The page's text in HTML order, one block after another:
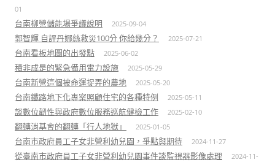
01
台南柳營儲能場爭議說明 2025-09-04
郭智輝 自評丹娜絲救災100分 你給幾分？ 2025-07-21
台南看板地圖的出發點 2025-06-02
積非成是的緊急備用電力設施 2025-05-29
台南新營這個被命運捉弄的農地 2025-05-20
台南鐵路地下化專案照顧住宅的各種特例 2025-05-11
談數位韌性與政府數位服務巡航健檢工作 2025-02-10
翻轉消基會的翻轉「行人地獄」 2025-01-05
台南市政府員工子女非營利幼兒園，爭點與期待 2024-11-27
從臺南市政府員工子女非營利幼兒園事件談監視器影像處理
2024-11-